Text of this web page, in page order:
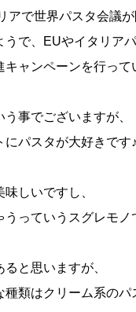
アで世界パスタ会議
うで、EUやイタリア
ャンペーンを行って
事でございますが、
にパスタが大好きです♪
しいですし、
うっていうスグレモ
と思いますが、
種類はクリーム系のパ